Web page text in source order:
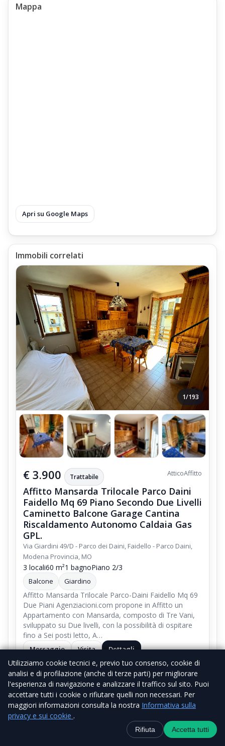
Mappa
Apri su Google Maps
Immobili correlati
1/193
€ 3.900 Trattabile AtticoAffitto
Affitto Mansarda Trilocale Parco Daini
Faidello Mq 69 Piano Secondo Due Livelli
Caminetto Balcone Garage Cantina
Riscaldamento Autonomo Caldaia Gas
GPL.
Via Giardini 49/D - Parco dei Daini, Faidello - Parco Daini,
Modena Provincia, MO
3 locali60 m²1 bagnoPiano 2/3
Balcone Giardino
Affitto Mansarda Trilocale Parco-Daini Faidello Mq 69
Due Piani Agenziacioni.com propone in Affitto un
Appartamento con Mansarda, composto di Tre Vani,
sviluppato su Due livelli, con la possibilità di ospitare
fino a Sei posti letto, A…
Messaggio Visita Dettagli
Utilizziamo cookie tecnici e, previo tuo consenso, cookie di
analisi e di profilazione (anche di terze parti) per migliorare
l'esperienza di navigazione e analizzare il traffico sul sito. Puoi
accettare tutti i cookie o rifiutare quelli non necessari. Per
maggiori informazioni consulta la nostra Informativa sulla
privacy e sui cookie .
Rifiuta Accetta tutti
WhatsApp Canale